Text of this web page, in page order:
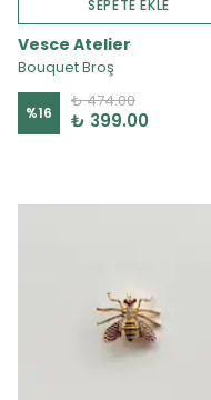
SEPETE EKLE
Vesce Atelier
Bouquet Broş
%16
₺ 474.00
₺ 399.00